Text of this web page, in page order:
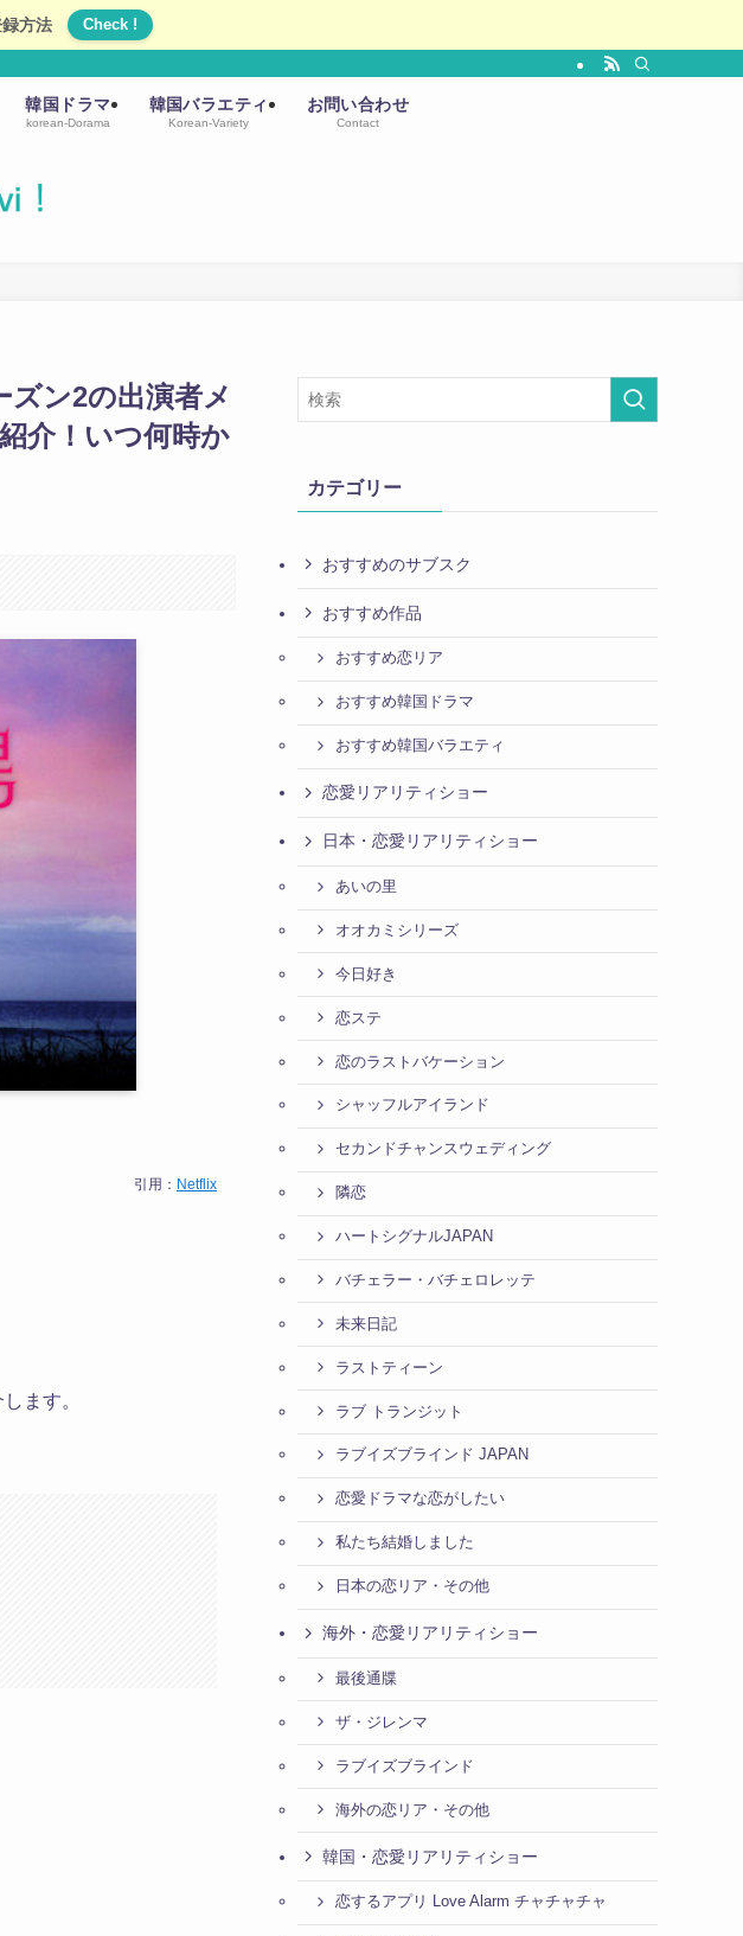
方法 Check !
韓国ドラマ
korean-Dorama
韓国バラエティ
Korean-Variety
お問い合わせ
Contact
ズン2の出演者メ
介！いつ何時か
引用： Netflix
ます。
カテゴリー
おすすめのサブスク
おすすめ作品
おすすめ恋リア
おすすめ韓国ドラマ
おすすめ韓国バラエティ
恋愛リアリティショー
日本・恋愛リアリティショー
あいの里
オオカミシリーズ
今日好き
恋ステ
恋のラストバケーション
シャッフルアイランド
セカンドチャンスウェディング
隣恋
ハートシグナルJAPAN
バチェラー・バチェロレッテ
未来日記
ラストティーン
ラブ トランジット
ラブイズブラインド JAPAN
恋愛ドラマな恋がしたい
私たち結婚しました
日本の恋リア・その他
海外・恋愛リアリティショー
最後通牒
ザ・ジレンマ
ラブイズブラインド
海外の恋リア・その他
韓国・恋愛リアリティショー
恋するアプリ Love Alarm チャチャチャ